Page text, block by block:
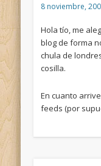
8 noviembre,
Hola tío, me
blog de forma
chula de
cosilla.
En cuanto
feeds (por